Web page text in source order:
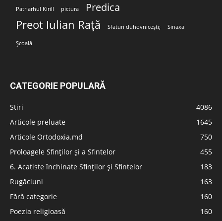
Patriarhul Kirill pictura Predica
Preot Iulian Rață Sfaturi duhovnicești; Sinaxa
Școală
CATEGORIE POPULARĂ
Stiri
4086
Articole preluate
1645
Articole Ortodoxia.md
750
Proloagele Sfinților și a Sfintelor
455
6. Acatiste închinate Sfinților și Sfintelor
183
Rugăciuni
163
Fără categorie
160
Poezia religioasă
160